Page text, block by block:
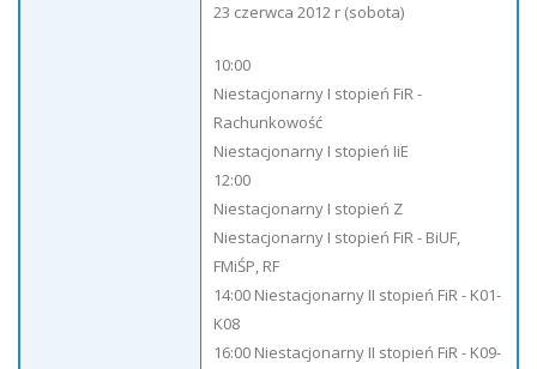
23 czerwca 2012 r (sobota)
10:00
Niestacjonarny I stopień FiR -
Rachunkowość
Niestacjonarny I stopień IiE
12:00
Niestacjonarny I stopień Z
Niestacjonarny I stopień FiR - BiUF,
FMiŚP, RF
14:00 Niestacjonarny II stopień FiR - K01-
K08
16:00 Niestacjonarny II stopień FiR - K09-